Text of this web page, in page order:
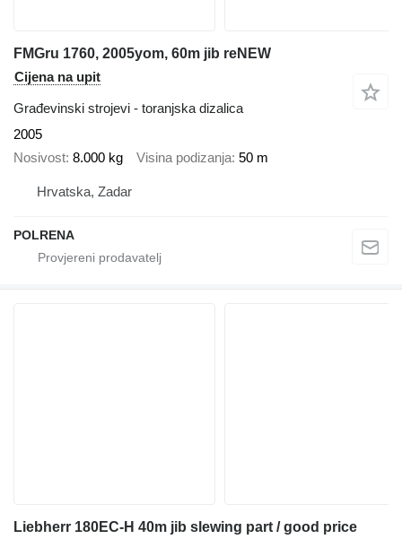
FMGru 1760, 2005yom, 60m jib reNEW
Cijena na upit
Građevinski strojevi - toranjska dizalica
2005
Nosivost 8.000 kg Visina podizanja 50 m
Hrvatska, Zadar
POLRENA
Liebherr 180EC-H 40m jib slewing part / good price